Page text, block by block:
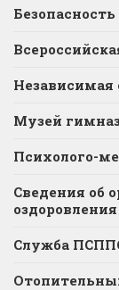
Безопасность
Независимая
Музей
Психолого-
Сведения об
оздоровления
Служба